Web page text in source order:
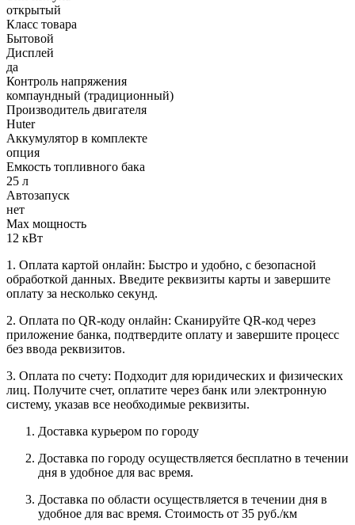
открытый
Класс товара
Бытовой
Дисплей
да
Контроль напряжения
компаундный (традиционный)
Производитель двигателя
Huter
Аккумулятор в комплекте
опция
Емкость топливного бака
25 л
Автозапуск
нет
Max мощность
12 кВт
1. Оплата картой онлайн: Быстро и удобно, с безопасной
обработкой данных. Введите реквизиты карты и завершите
оплату за несколько секунд.
2. Оплата по QR-коду онлайн: Сканируйте QR-код через
приложение банка, подтвердите оплату и завершите процесс
без ввода реквизитов.
3. Оплата по счету: Подходит для юридических и физических
лиц. Получите счет, оплатите через банк или электронную
систему, указав все необходимые реквизиты.
Доставка курьером по городу
Доставка по городу осуществляется бесплатно в течении
дня в удобное для вас время.
Доставка по области осуществляется в течении дня в
удобное для вас время. Стоимость от 35 руб./км